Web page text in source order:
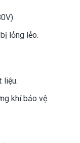
lỏng lẻo.
liệu.
khí bảo vệ.